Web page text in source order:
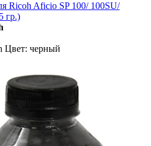
Ricoh Aficio SP 100/ 100SU/
гр.)
Цвет: черный